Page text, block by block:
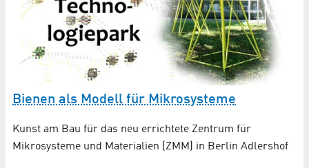
Bienen als Modell für Mikrosysteme
Kunst am Bau für das neu errichtete Zentrum für
Mikrosysteme und Materialien (ZMM) in Berlin Adlershof